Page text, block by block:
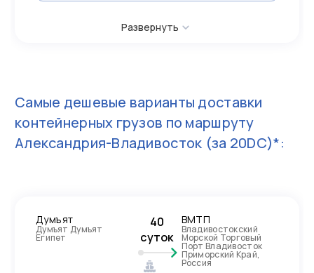
Развернуть
Самые дешевые варианты доставки
контейнерных грузов по маршруту
Александрия-Владивосток (за 20DC)*:
Думъят
Думъят Думъят
Египет
40
суток
ВМТП
Владивостокский
Морской Торговый
Порт Владивосток
Приморский Край,
Россия